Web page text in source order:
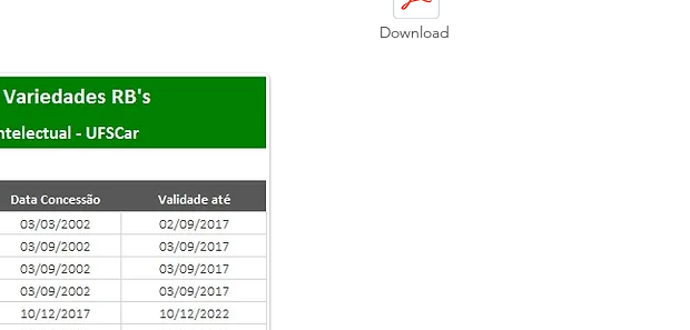
Download